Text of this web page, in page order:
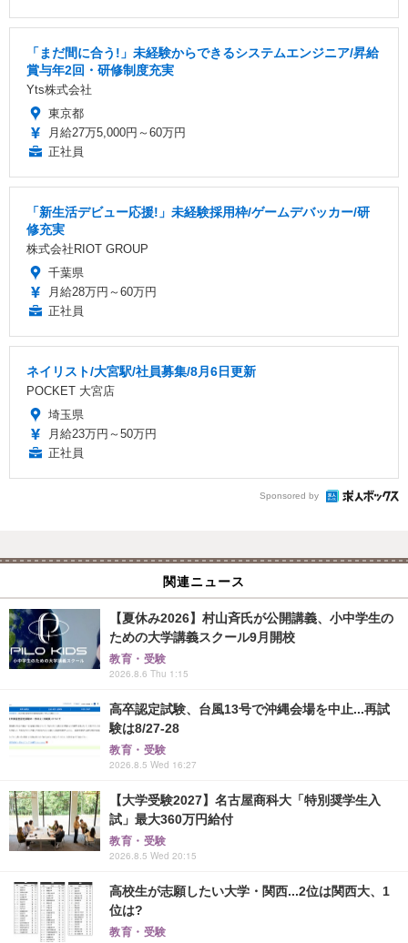
「まだ間に合う!」未経験からできるシステムエンジニア/昇給
賞与年2回・研修制度充実
Yts株式会社
東京都
月給27万5,000円～60万円
正社員
「新生活デビュー応援!」未経験採用枠/ゲームデバッカー/研
修充実
株式会社RIOT GROUP
千葉県
月給28万円～60万円
正社員
ネイリスト/大宮駅/社員募集/8月6日更新
POCKET 大宮店
埼玉県
月給23万円～50万円
正社員
Sponsored by
関連ニュース
【夏休み2026】村山斉氏が公開講義、小中学生の
ための大学講義スクール9月開校
教育・受験
2026.8.6 Thu 1:15
高卒認定試験、台風13号で沖縄会場を中止...再試
験は8/27-28
教育・受験
2026.8.5 Wed 16:27
【大学受験2027】名古屋商科大「特別奨学生入
試」最大360万円給付
教育・受験
2026.8.5 Wed 20:15
高校生が志願したい大学・関西...2位は関西大、1
位は?
教育・受験